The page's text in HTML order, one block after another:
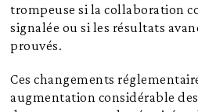
trompeuse si la collaboration
signalée ou si les résultats
prouvés.
Ces changements
augmentation considérable